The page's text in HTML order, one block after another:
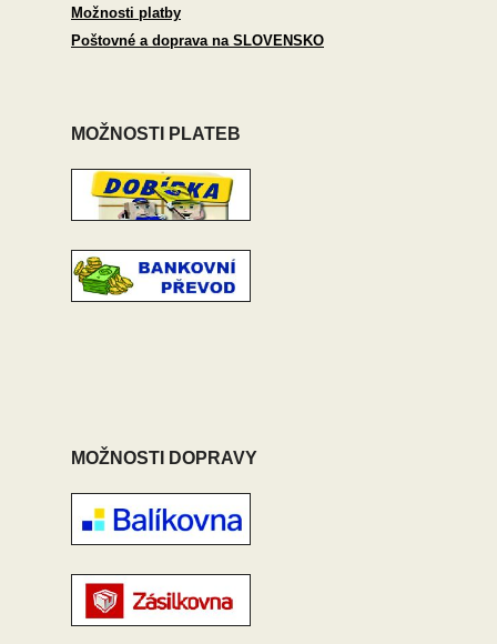
Možnosti platby
Poštovné a doprava na SLOVENSKO
MOŽNOSTI PLATEB
MOŽNOSTI DOPRAVY